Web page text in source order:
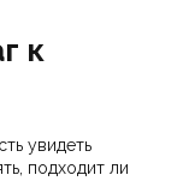
к
увидеть
подходит ли